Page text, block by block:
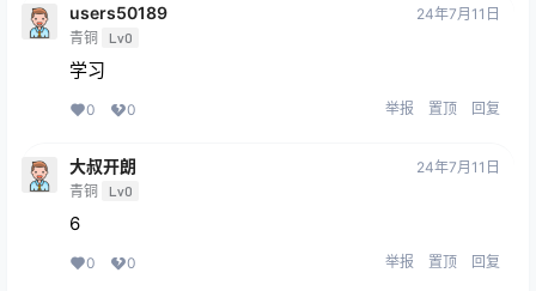
users50189
青铜 Lv0
24年7月11日
学习
0 0 举报 置顶 回复
大叔开朗
青铜 Lv0
24年7月11日
6
0 0 举报 置顶 回复